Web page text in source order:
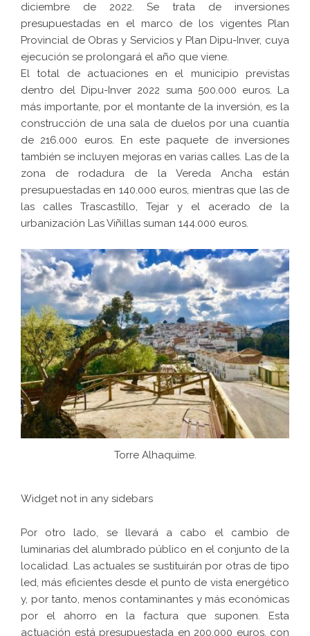
diciembre de 2022. Se trata de inversiones
presupuestadas en el marco de los vigentes Plan
Provincial de Obras y Servicios y Plan Dipu-Inver, cuya
ejecución se prolongará el año que viene.
El total de actuaciones en el municipio previstas
dentro del Dipu-Inver 2022 suma 500.000 euros. La
más importante, por el montante de la inversión, es la
construcción de una sala de duelos por una cuantía
de 216.000 euros. En este paquete de inversiones
también se incluyen mejoras en varias calles. Las de la
zona de rodadura de la Vereda Ancha están
presupuestadas en 140.000 euros, mientras que las de
las calles Trascastillo, Tejar y el acerado de la
urbanización Las Viñillas suman 144.000 euros.
Torre Alhaquime.
Widget not in any sidebars
Por otro lado, se llevará a cabo el cambio de
luminarias del alumbrado público en el conjunto de la
localidad. Las actuales se sustituirán por otras de tipo
led, más eficientes desde el punto de vista energético
y, por tanto, menos contaminantes y más económicas
por el ahorro en la factura que suponen. Esta
actuación está presupuestada en 200.000 euros, con